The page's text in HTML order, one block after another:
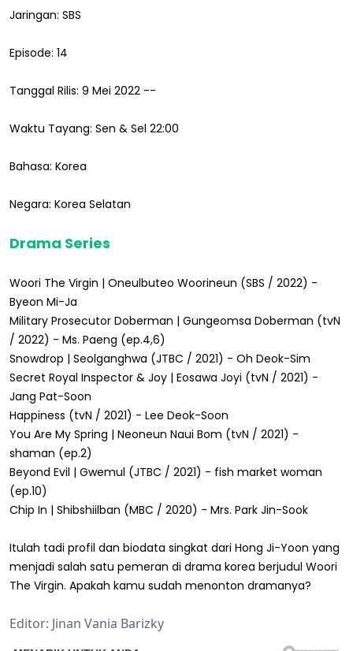
Jaringan: SBS
Episode: 14
Tanggal Rilis: 9 Mei 2022 --
Waktu Tayang: Sen & Sel 22:00
Bahasa: Korea
Negara: Korea Selatan
Drama Series
Woori The Virgin | Oneulbuteo Woorineun (SBS / 2022) -
Byeon Mi-Ja
Military Prosecutor Doberman | Gungeomsa Doberman (tvN
/ 2022) - Ms. Paeng (ep.4,6)
Snowdrop | Seolganghwa (JTBC / 2021) - Oh Deok-Sim
Secret Royal Inspector & Joy | Eosawa Joyi (tvN / 2021) -
Jang Pat-Soon
Happiness (tvN / 2021) - Lee Deok-Soon
You Are My Spring | Neoneun Naui Bom (tvN / 2021) -
shaman (ep.2)
Beyond Evil | Gwemul (JTBC / 2021) - fish market woman
(ep.10)
Chip In | Shibshiilban (MBC / 2020) - Mrs. Park Jin-Sook
Itulah tadi profil dan biodata singkat dari Hong Ji-Yoon yang
menjadi salah satu pemeran di drama korea berjudul Woori
The Virgin. Apakah kamu sudah menonton dramanya?
Editor: Jinan Vania Barizky